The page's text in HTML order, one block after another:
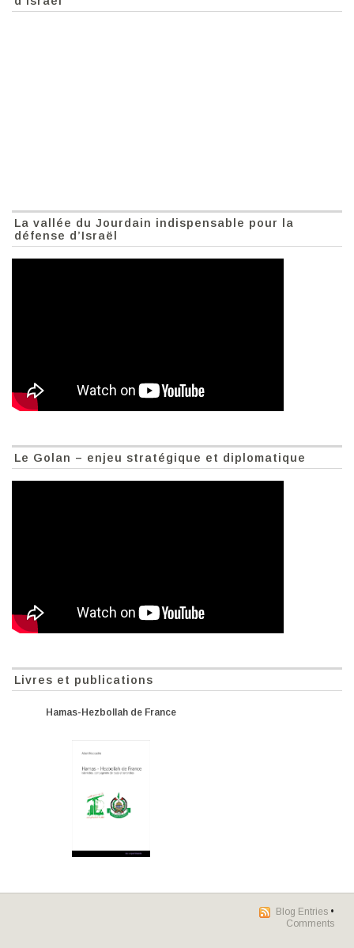
La vallée du Jourdain indispensable pour la
défense d’Israël
Le Golan – enjeu stratégique et diplomatique
Livres et publications
Hamas-Hezbollah de France
Blog Entries •
Comments